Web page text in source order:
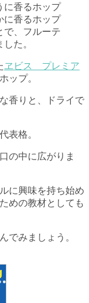
に香るホップ
に香るホップ
で、フルーテ
た。
ヱビス プレミア
ップ。
香りと、ドライで
表格。
の中に広がりま
に興味を持ち始め
めの教材としても
でみましょう。